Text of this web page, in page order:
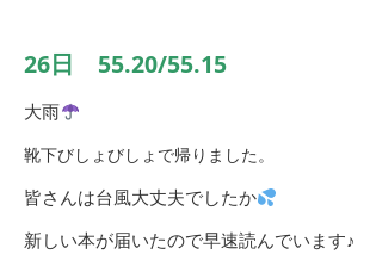
26日 55.20/55.15
大雨
靴下びしょびしょで帰りました。
皆さんは台風大丈夫でしたか
新しい本が届いたので早速読んでいます♪